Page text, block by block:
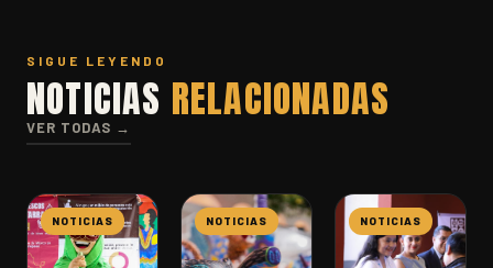
SIGUE LEYENDO
NOTICIAS RELACIONADAS
VER TODAS →
NOTICIAS NOTICIAS NOTICIAS